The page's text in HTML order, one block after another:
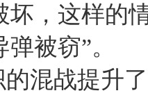
坏，这样的
被窃”。
混战提升